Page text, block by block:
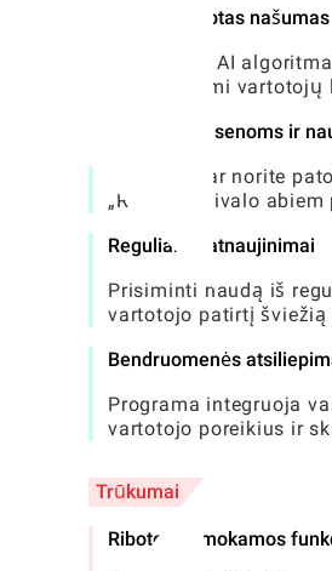
AI optimizuotas našumas
Programos AI
sutaupydami
Universalus senoms ir
Nesvarbu, ar norite
„Remini“ privalo
Reguliarūs atnaujinimai
Prisiminti naudą iš
vartotojo patirtį
Bendruomenės
Programa integruoja
vartotojo poreikius ir
Trūkumai
Ribotos nemokamos